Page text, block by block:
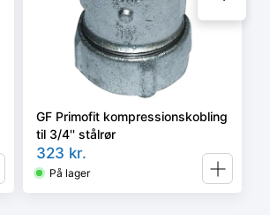
GF Primofit kompressionskobling
til 3/4'' stålrør
323 kr.
På lager